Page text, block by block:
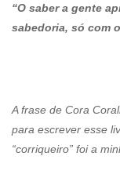
“O saber a gente
sabedoria, só
A frase de Cora
para escrever esse
“corriqueiro” foi a